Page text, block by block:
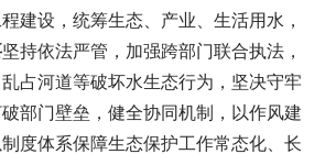
建设，统筹生态、产业、生活用水，
坚持依法严管，加强跨部门联合执法，
占河道等破坏水生态行为，坚决守牢
部门壁垒，健全协同机制，以作风建
度体系保障生态保护工作常态化、长